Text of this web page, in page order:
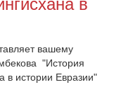
вашему
"История
в истории Евразии"